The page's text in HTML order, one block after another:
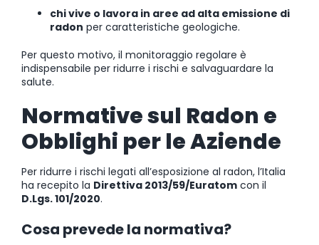
chi vive o lavora in aree ad alta emissione di
radon per caratteristiche geologiche.
Per questo motivo, il monitoraggio regolare è
indispensabile per ridurre i rischi e salvaguardare la
salute.
Normative sul Radon e
Obblighi per le Aziende
Per ridurre i rischi legati all’esposizione al radon, l’Italia
ha recepito la Direttiva 2013/59/Euratom con il
D.Lgs. 101/2020.
Cosa prevede la normativa?